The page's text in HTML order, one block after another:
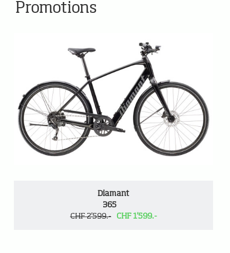
Promotions
Diamant
365
CHF 2'599.-
CHF 1'599.-